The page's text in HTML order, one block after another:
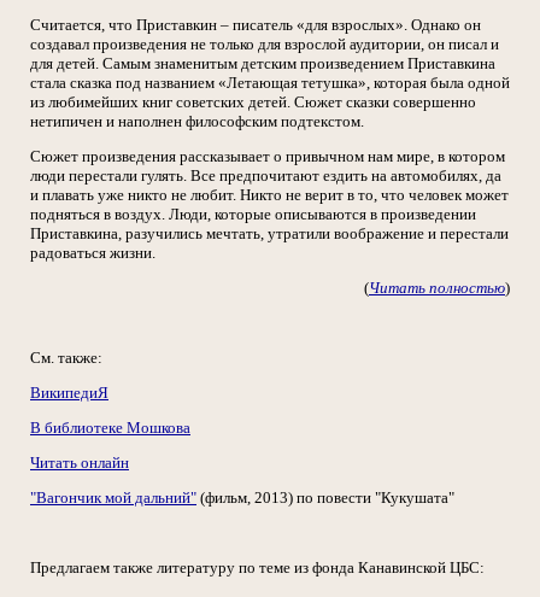
Считается, что Приставкин – писатель «для взрослых». Однако он
создавал произведения не только для взрослой аудитории, он писал и
для детей. Самым знаменитым детским произведением Приставкина
стала сказка под названием «Летающая тетушка», которая была одной
из любимейших книг советских детей. Сюжет сказки совершенно
нетипичен и наполнен философским подтекстом.
Сюжет произведения рассказывает о привычном нам мире, в котором
люди перестали гулять. Все предпочитают ездить на автомобилях, да
и плавать уже никто не любит. Никто не верит в то, что человек может
подняться в воздух. Люди, которые описываются в произведении
Приставкина, разучились мечтать, утратили воображение и перестали
радоваться жизни.
(Читать полностью)
См. также:
ВикипедиЯ
В библиотеке Мошкова
Читать онлайн
"Вагончик мой дальний" (фильм, 2013) по повести "Кукушата"
Предлагаем также литературу по теме из фонда Канавинской ЦБС: